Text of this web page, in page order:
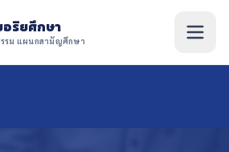
อริยศึกษา
รรม แผนกสามัญศึกษา